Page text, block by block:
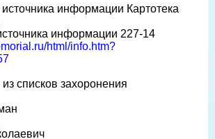
информации Картотека
информации 227-14
html/info.htm?
списков захоронения